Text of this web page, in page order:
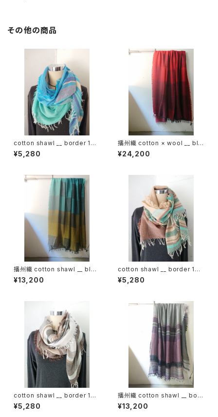
その他の商品
cotton shawl __ border 160
海嶺w
¥5,280
播州織 cotton × wool __ blo
ck 220-120 落陽GK
¥24,200
播州織 cotton shawl __ bloc
k 220-120 秋水GK
¥13,200
cotton shawl __ border 160
湧水w
¥5,280
cotton shawl __ border 160
春泥w
¥5,280
播州織 cotton shawl __ bord
er 220-120 紫電GK
¥13,200